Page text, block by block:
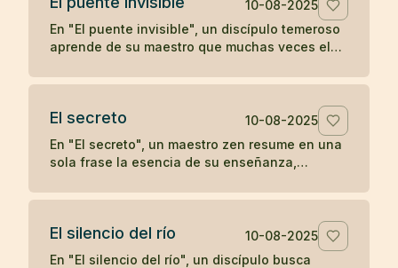
10-08-2025
En "El puente invisible", un discípulo temeroso
aprende de su maestro que muchas veces el
podamos verlo, y que el primer paso es lo que
El secreto
10-08-2025
En "El secreto", un maestro zen resume en una
sola frase la esencia de su enseñanza,
El silencio del río
10-08-2025
En "El silencio del río", un discípulo busca